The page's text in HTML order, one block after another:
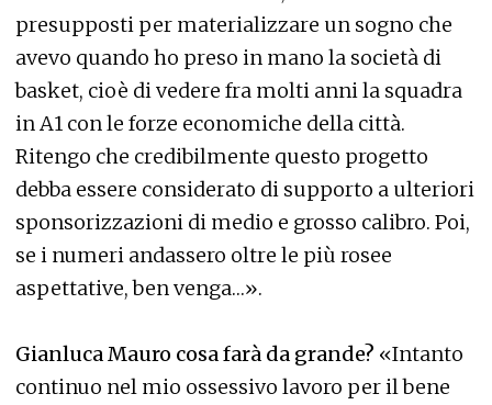
presupposti per materializzare un sogno che
avevo quando ho preso in mano la società di
basket, cioè di vedere fra molti anni la squadra
in A1 con le forze economiche della città.
Ritengo che credibilmente questo progetto
debba essere considerato di supporto a ulteriori
sponsorizzazioni di medio e grosso calibro. Poi,
se i numeri andassero oltre le più rosee
aspettative, ben venga…».
Gianluca Mauro cosa farà da grande? «Intanto
continuo nel mio ossessivo lavoro per il bene